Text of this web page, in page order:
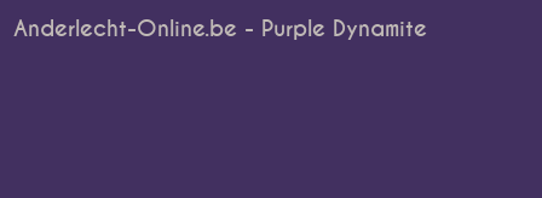
Anderlecht-Online.be - Purple Dynamite